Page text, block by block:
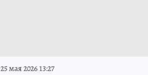
25 мая 2026 13:27